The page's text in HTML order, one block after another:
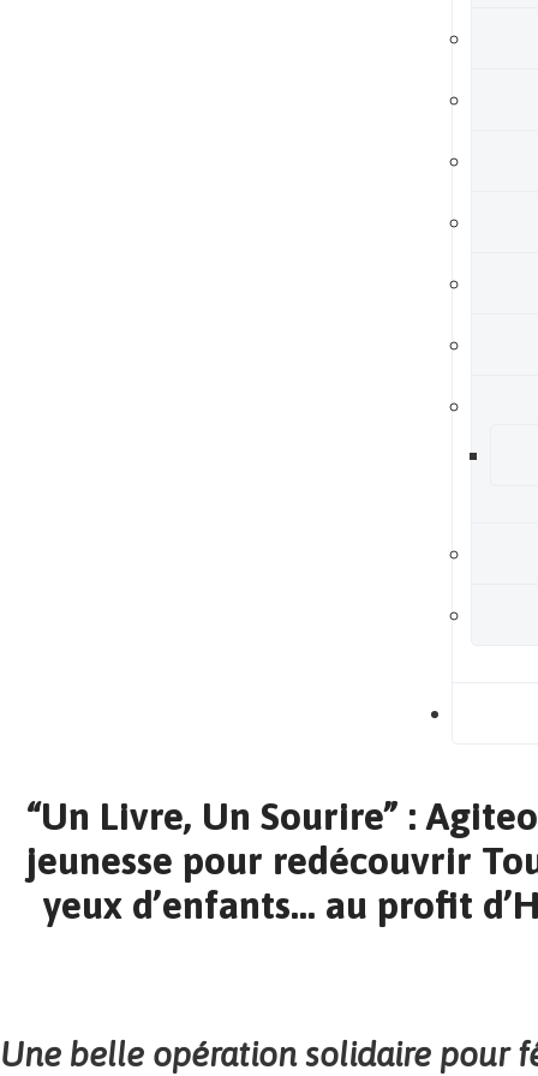
“Un Livre, Un Sourire” :
jeunesse pour redécouvrir
yeux d’enfants… au profit
Une belle opération solidaire pour